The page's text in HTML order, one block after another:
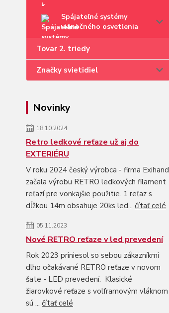
Spájateľné systémy
vianočného osvetlenia
Tovar 2. triedy
Značky svietidiel
Novinky
18.10.2024
Retro ledkové reťaze už aj do
EXTERIÉRU
V roku 2024 český výrobca - firma Exihand
začala výrobu RETRO ledkových filament
reťazí pre vonkajšie použitie. 1 reťaz s
dĺžkou 14m obsahuje 20ks led... čítať celé
05.11.2023
Nové RETRO reťaze v led prevedení
Rok 2023 priniesol so sebou zákazníkmi
dlho očakávané RETRO reťaze v novom
šate - LED prevedení. Klasické
žiarovkové reťaze s volframovým vláknom
sú ... čítať celé